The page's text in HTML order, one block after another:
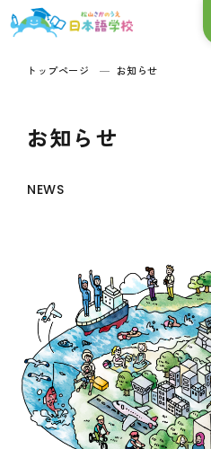
トップページ お知らせ
お知らせ
NEWS